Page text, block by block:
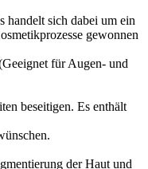
handelt sich dabei um ein
gewonnen
für Augen- und
beseitigen. Es enthält
der Haut und